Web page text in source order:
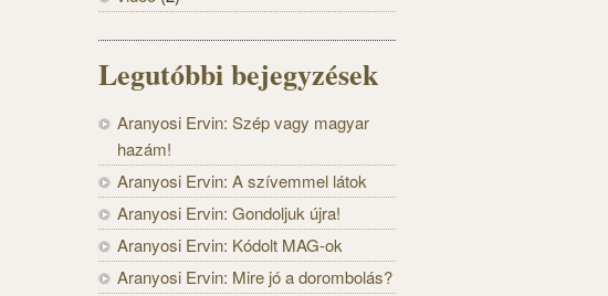
Legutóbbi bejegyzések
Aranyosi Ervin: Szép vagy magyar
hazám!
Aranyosi Ervin: A szívemmel látok
Aranyosi Ervin: Gondoljuk újra!
Aranyosi Ervin: Kódolt MAG-ok
Aranyosi Ervin: Mire jó a dorombolás?